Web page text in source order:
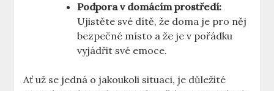
Podpora v domácím prostředí:
Ujistěte své‌ dítě, že ‌doma je pro něj
bezpečné místo⁣ a že⁢ je ​v pořádku
vyjádřit své​ emoce.
Ať už‌ se jedná o jakoukoli situaci, je důležité